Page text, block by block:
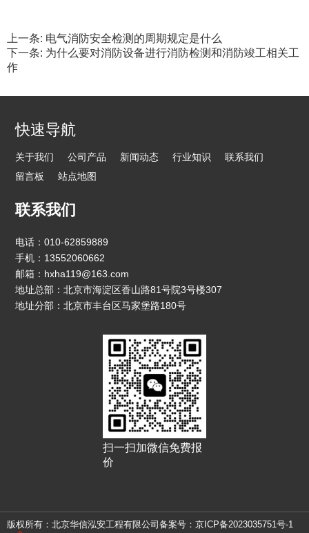
上一条: 电气消防安全检测的周期规定是什么
下一条: 为什么要对消防设备进行消防检测和消防竣工相关工
作
快速导航
关于我们 公司产品 新闻动态 行业知识
联系我们
留言板
站点地图
联系我们
电话：010-62859889
手机：13552060662
邮箱：hxha119@163.com
地址总部：北京市海淀区香山路81号院3号楼307
地址分部：北京市丰台区马家堡路180号
扫一扫加微信免费报
价
版权所有：北京华信泓安工程有限公司 备案号：京ICP备2023035751号-1